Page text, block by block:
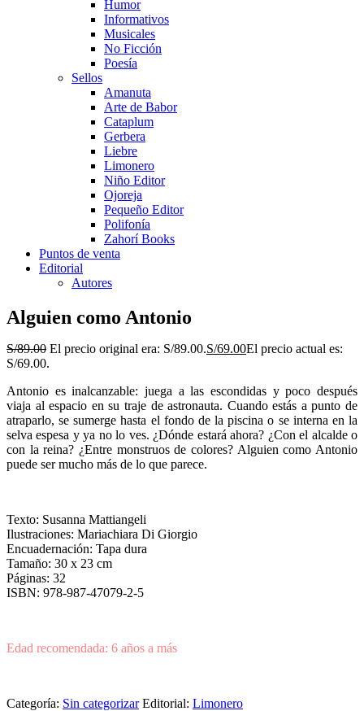
Humor
Informativos
Musicales
No Ficción
Poesía
Sellos
Amanuta
Arte de Babor
Cataplum
Gerbera
Liebre
Limonero
Niño Editor
Ojoreja
Pequeño Editor
Polifonía
Zahorí Books
Puntos de venta
Editorial
Autores
Alguien como Antonio
S/89.00 El precio original era: S/89.00.S/69.00El precio actual es:
S/69.00.
Antonio es inalcanzable: juega a las escondidas y poco después
viaja al espacio en su traje de astronauta. Cuando estás a punto de
atraparlo, se sumerge hasta el fondo de la piscina o se interna en la
selva espesa y ya no lo ves. ¿Dónde estará ahora? ¿Con el alcalde o
con la reina? ¿Entre monstruos de colores? Alguien como Antonio
puede ser mucho más de lo que parece.
Texto: Susanna Mattiangeli
Ilustraciones: Mariachiara Di Giorgio
Encuadernación: Tapa dura
Tamaño: 30 x 23 cm
Páginas: 32
ISBN: 978-987-47079-2-5
Edad recomendada: 6 años a más
Categoría: Sin categorizar Editorial: Limonero